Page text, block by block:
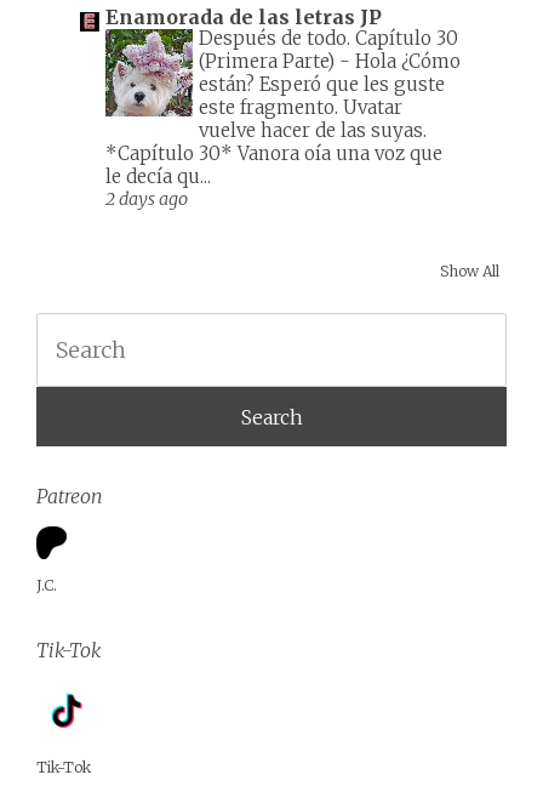
Enamorada de las letras JP
Después de todo. Capítulo 30
(Primera Parte) - Hola ¿Cómo
están? Esperó que les guste
este fragmento. Uvatar
vuelve hacer de las suyas.
*Capítulo 30* Vanora oía una voz que
le decía qu...
2 days ago
Show All
Patreon
J.C.
Tik-Tok
Tik-Tok